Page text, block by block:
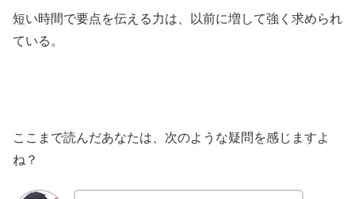
短い時間で要点を伝える力は、以前に増して強く求められ
ている。
ここまで読んだあなたは、次のような疑問を感じますよ
ね？